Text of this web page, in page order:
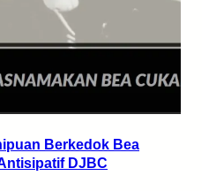
Berkedok Bea
DJBC